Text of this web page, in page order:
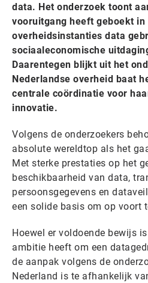
data. Het onderzoek toont
vooruitgang heeft geboekt in
overheidsinstanties data
sociaaleconomische
Daarentegen blijkt uit het
Nederlandse overheid baat
centrale coördinatie voor
innovatie.
Volgens de onderzoekers
absolute wereldtop als het
Met sterke prestaties op het
beschikbaarheid van data,
persoonsgegevens en
een solide basis om op voort
Hoewel er voldoende bewijs
ambitie heeft om een
de aanpak volgens de
Nederland is te afhankelijk